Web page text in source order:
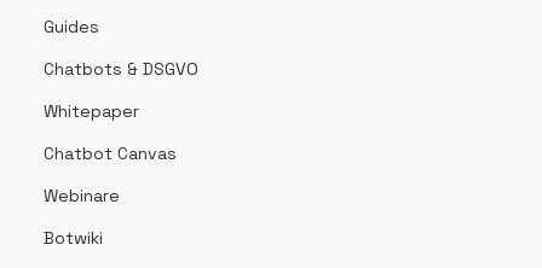
Guides
Chatbots & DSGVO
Whitepaper
Chatbot Canvas
Webinare
Botwiki